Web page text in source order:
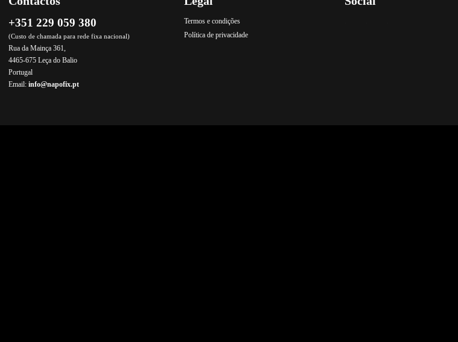
+351 229 059 380
(Custo de chamada para rede fixa nacional)
Rua da Mainça 361,
4465-675 Leça do Balio
Portugal
Email:info@napofix.pt
Termos e condições
Política de privacidade